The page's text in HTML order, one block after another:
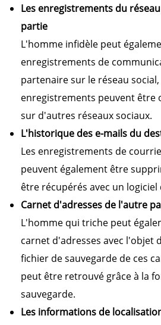
Les enregistrements du
partie
L'homme infidèle peut
enregistrements de
partenaire sur le réseau social,
enregistrements peuvent être
sur d'autres réseaux sociaux.
L'historique des e-mails du
Les enregistrements de
peuvent également être
être récupérés avec un
Carnet d'adresses de l'autre
L'homme qui triche peut
carnet d'adresses avec l'objet
fichier de sauvegarde de ces
peut être retrouvé grâce à la
sauvegarde.
Les informations de